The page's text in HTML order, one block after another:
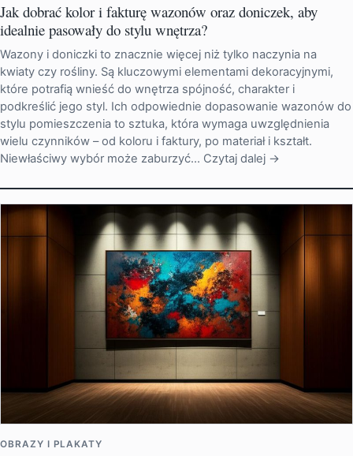
Jak dobrać kolor i fakturę wazonów oraz doniczek, aby
idealnie pasowały do stylu wnętrza?
Wazony i doniczki to znacznie więcej niż tylko naczynia na
kwiaty czy rośliny. Są kluczowymi elementami dekoracyjnymi,
które potrafią wnieść do wnętrza spójność, charakter i
podkreślić jego styl. Ich odpowiednie dopasowanie wazonów do
stylu pomieszczenia to sztuka, która wymaga uwzględnienia
wielu czynników – od koloru i faktury, po materiał i kształt.
Niewłaściwy wybór może zaburzyć… Czytaj dalej →
OBRAZY I PLAKATY